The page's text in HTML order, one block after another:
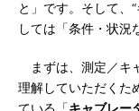
と」です。そして、
しては「条件・状況
まずは、測定／キ
理解していただくた